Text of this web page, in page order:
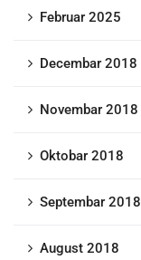
Februar 2025
Decembar 2018
Novembar 2018
Oktobar 2018
Septembar 2018
August 2018